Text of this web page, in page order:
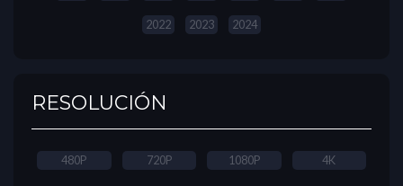
2022 2023 2024
RESOLUCIÓN
480P 720P 1080P 4K